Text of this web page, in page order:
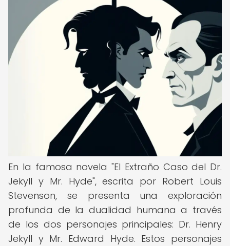
En la famosa novela "El Extraño Caso del Dr.
Jekyll y Mr. Hyde", escrita por Robert Louis
Stevenson, se presenta una exploración
profunda de la dualidad humana a través
de los dos personajes principales: Dr. Henry
Jekyll y Mr. Edward Hyde. Estos personajes